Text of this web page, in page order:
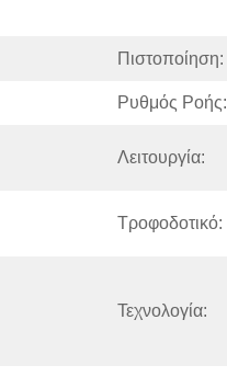
Πιστοποίηση:
Ρυθμός Ροής:
Λειτουργία:
Τροφοδοτικό:
Τεχνολογία: